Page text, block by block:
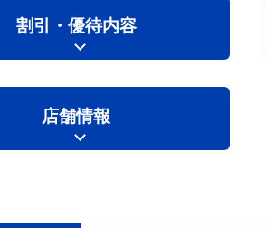
割引・優待内容
店舗情報